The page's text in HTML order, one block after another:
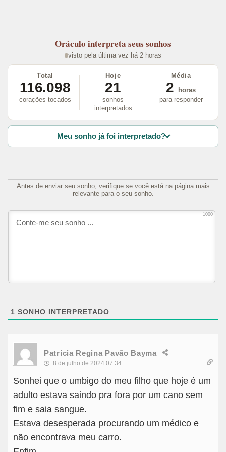
Oráculo interpreta seus sonhos
visto pela última vez há 2 horas
Total
116.098
corações tocados
Hoje
21
sonhos
interpretados
Média
2
horas
para responder
Meu sonho já foi interpretado?
Antes de enviar seu sonho, verifique se você está na página mais
relevante para o seu sonho.
1000
1 SONHO INTERPRETADO
Patrícia Regina Pavão Bayma
8 de julho de 2024 07:34
Sonhei que o umbigo do meu filho que hoje é um
adulto estava saindo pra fora por um cano sem
fim e saia sangue.
Estava desesperada procurando um médico e
não encontrava meu carro.